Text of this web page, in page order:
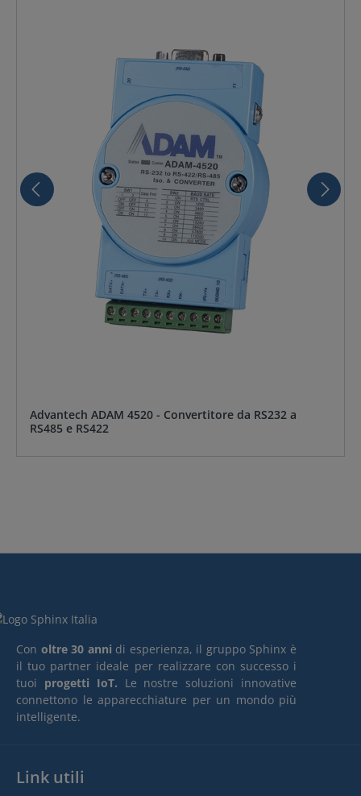
Advantech ADAM 4520 - Convertitore da RS232 a
RS485 e RS422
Con oltre 30 anni di esperienza, il gruppo Sphinx è
il tuo partner ideale per realizzare con successo i
tuoi progetti IoT. Le nostre soluzioni innovative
connettono le apparecchiature per un mondo più
intelligente.
Link utili